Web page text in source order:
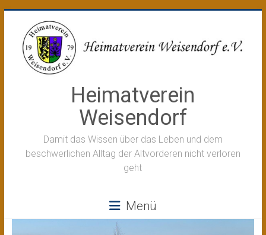
springen
Heimatverein
Weisendorf
Damit das Wissen über das Leben und dem
beschwerlichen Alltag der Altvorderen nicht verloren
geht
Menü